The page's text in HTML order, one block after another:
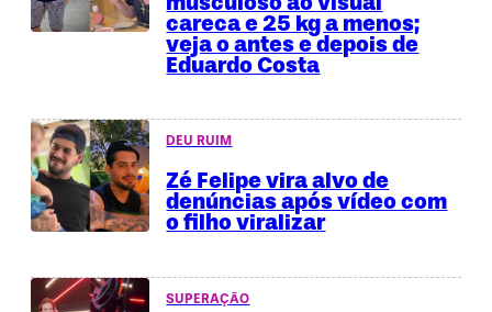
careca e 25 kg a menos;
veja o antes e depois de
Eduardo Costa
DEU RUIM
Zé Felipe vira alvo de
denúncias após vídeo com
o filho viralizar
SUPERAÇÃO